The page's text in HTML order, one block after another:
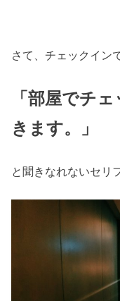
さて、チェックイン
「部屋でチ
きます。」
と聞きなれないセリ